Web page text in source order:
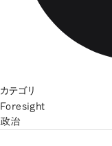
カテゴリ
Foresight
政治